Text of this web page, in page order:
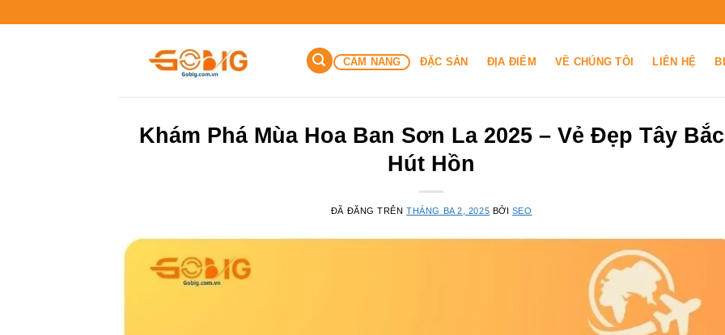
CẨM NANG ĐẶC SẢN ĐỊA ĐIỂM VỀ CHÚNG TÔI LIÊN HỆ
Khám Phá Mùa Hoa Ban Sơn La 2025 – Vẻ Đẹp Tây Bắc
Hút Hồn
ĐÃ ĐĂNG TRÊNTHÁNG BA 2, 2025 BỞI SEO